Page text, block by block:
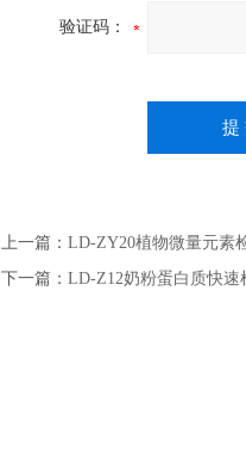
验证码：
上一篇： LD-ZY20植物微量元素
下一篇： LD-Z12奶粉蛋白质快速